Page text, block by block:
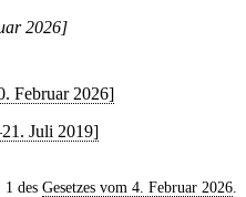
2026]
Februar 2026]
Juli 2019]
1 des Gesetzes vom 4. Februar 2026.